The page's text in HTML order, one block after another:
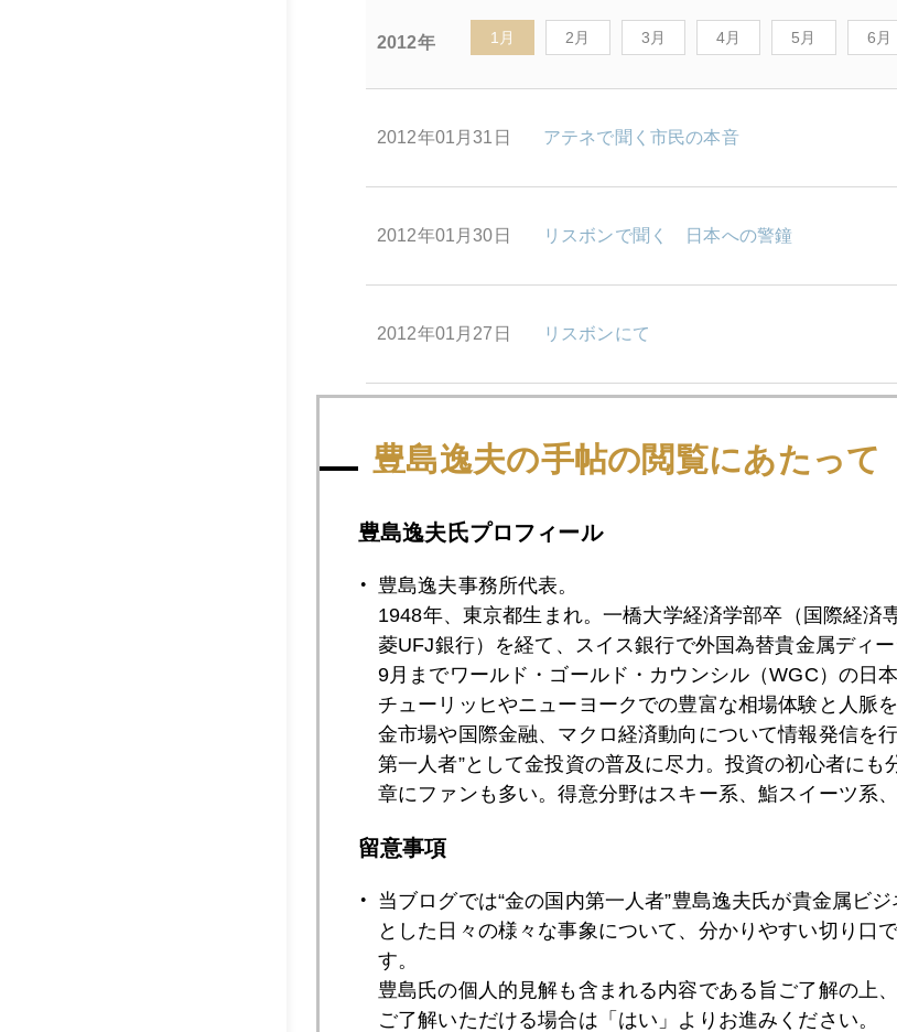
2012年 1月 2月 3月 4月 5月 6月
2012年01月31日 アテネで聞く市民の本音
2012年01月30日 リスボンで聞く 日本への警鐘
2012年01月27日 リスボンにて
2012年01月24日 ユーロ安で買われ、ユーロ高でも買われ
2012年01月23日 もしFRB ゼロ金利2014年まで継続となれば
2012年01月20日 現地で感じる新興国隙間風
2012年01月17日 あなたならどうする？
2012年01月16日 欧州一斉格下げ、市場は噂で売ってニュース
豊島逸夫の手帖の閲覧にあたって
豊島逸夫氏プロフィール
豊島逸夫事務所代表。
1948年、東京都生まれ。一橋大学経済学部卒（国際経済
菱UFJ銀行）を経て、スイス銀行で外国為替貴金属ディ
9月までワールド・ゴールド・カウンシル（WGC）の日
チューリッヒやニューヨークでの豊富な相場体験と人脈
金市場や国際金融、マクロ経済動向について情報発信を
第一人者”として金投資の普及に尽力。投資の初心者にも
章にファンも多い。得意分野はスキー系、鮨スイーツ系、
留意事項
当ブログでは“金の国内第一人者”豊島逸夫氏が貴金属ビ
とした日々の様々な事象について、分かりやすい切り口
す。
豊島氏の個人的見解も含まれる内容である旨ご了解の上、
ご了解いただける場合は「はい」よりお進みください。